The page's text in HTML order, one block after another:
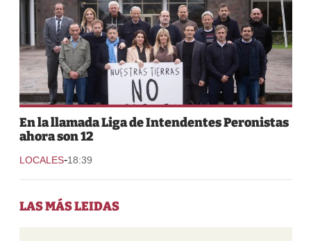
En la llamada Liga de Intendentes Peronistas
ahora son 12
LOCALES-18:39
LAS MÁS LEIDAS